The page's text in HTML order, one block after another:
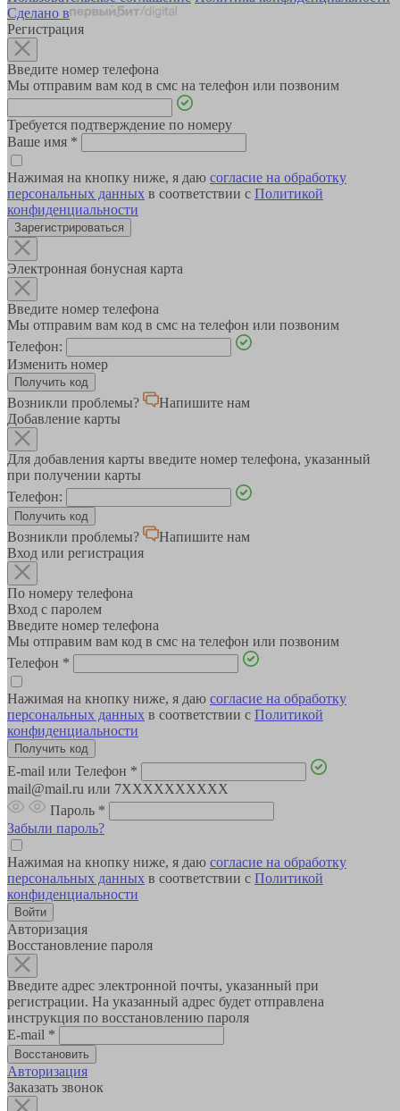
Сделано в
Регистрация
Введите номер телефона
Мы отправим вам код в смс на телефон или позвоним
Требуется подтверждение по номеру
Ваше имя *
Нажимая на кнопку ниже, я даю согласие на обработку
персональных данных в соответствии с Политикой
конфиденциальности
Зарегистрироваться
Электронная бонусная карта
Введите номер телефона
Мы отправим вам код в смс на телефон или позвоним
Телефон:
Изменить номер
Возникли проблемы?
Напишите нам
Добавление карты
Для добавления карты введите номер телефона, указанный
при получении карты
Телефон:
Возникли проблемы?
Напишите нам
Вход или регистрация
По номеру телефона
Вход с паролем
Введите номер телефона
Мы отправим вам код в смс на телефон или позвоним
Телефон *
Нажимая на кнопку ниже, я даю согласие на обработку
персональных данных в соответствии с Политикой
конфиденциальности
E-mail или Телефон *
mail@mail.ru или 7XXXXXXXXXX
Пароль *
Забыли пароль?
Нажимая на кнопку ниже, я даю согласие на обработку
персональных данных в соответствии с Политикой
конфиденциальности
Авторизация
Восстановление пароля
Введите адрес электронной почты, указанный при
регистрации. На указанный адрес будет отправлена
инструкция по восстановлению пароля
E-mail *
Авторизация
Заказать звонок